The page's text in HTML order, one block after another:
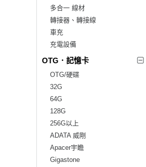
多合一 線材
轉接器、轉接線
車充
充電設備
OTG．記憶卡
OTG/硬碟
32G
64G
128G
256G以上
ADATA 威剛
Apacer宇瞻
Gigastone